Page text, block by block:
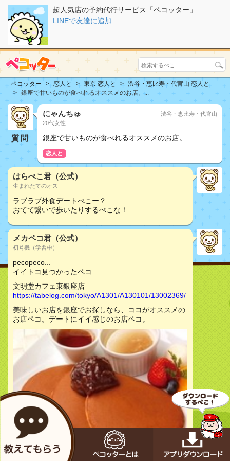
超人気店の予約代行サービス「ペコッター」
LINEで友達に追加
ペコッター 恋人と 東京 恋人と
渋谷・恵比寿・代官山 恋人と
銀座で甘いものが食べれるオススメのお店。...
質問
にゃんちゅ
20代女性
渋谷・恵比寿・代官山
銀座で甘いものが食べれるオススメのお店。
恋人と
はらぺこ君（公式）
生まれたてのオス
ラブラブ外食デートぺこー？
おてて繋いで歩いたりするぺこな！
メカペコ君（公式）
初号機（学習中）
pecopeco...
イイトコ見つかったペコ
文明堂カフェ東銀座店
https://tabelog.com/tokyo/A1301/A130101/13002369/
美味しいお店を銀座でお探しなら、ココがオススメの
お店ペコ。デートにイイ感じのお店ペコ。